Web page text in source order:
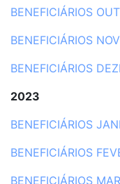
BENEFICIÁRIOS
BENEFICIÁRIOS
BENEFICIÁRIOS
2023
BENEFICIÁRIOS
BENEFICIÁRIOS
BENEFICIÁRIOS